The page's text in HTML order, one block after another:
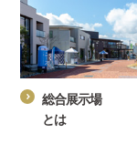
総合展示場
とは